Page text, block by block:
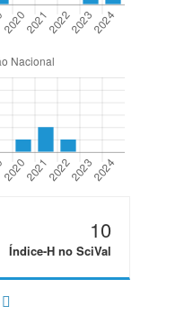
10
Índice-H no SciVal